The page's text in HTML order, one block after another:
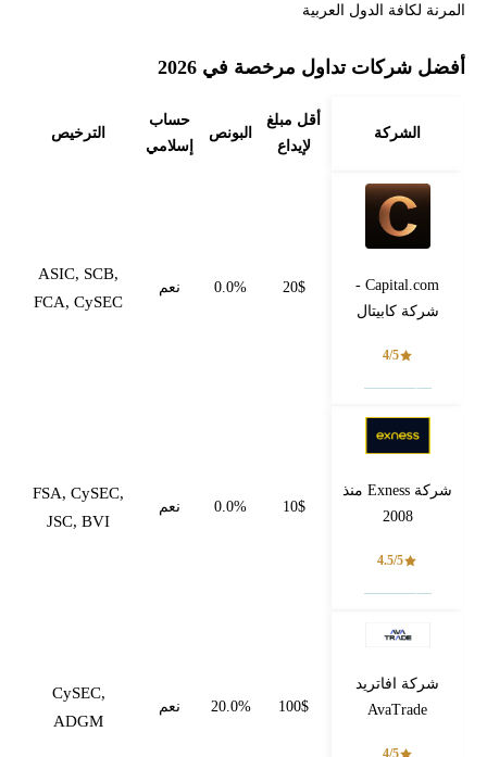
المرنة لكافة الدول العربية
أفضل شركات تداول مرخصة في 2026
الشركة
أقل مبلغ
لإيداع
البونص
حساب
إسلامي
الترخيص
Capital.com -
شركة كابيتال
4/5
20$
0.0% نعم
ASIC, SCB,
FCA, CySEC
شركة Exness منذ
2008
4.5/5
10$
0.0% نعم
FSA, CySEC,
JSC, BVI
شركة افاتريد
AvaTrade
4/5
100$
20.0% نعم
CySEC,
ADGM